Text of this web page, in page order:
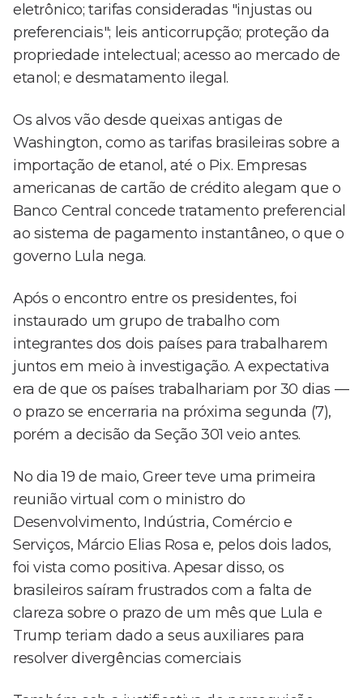
eletrônico; tarifas consideradas "injustas ou
preferenciais"; leis anticorrupção; proteção da
propriedade intelectual; acesso ao mercado de
etanol; e desmatamento ilegal.
Os alvos vão desde queixas antigas de
Washington, como as tarifas brasileiras sobre a
importação de etanol, até o Pix. Empresas
americanas de cartão de crédito alegam que o
Banco Central concede tratamento preferencial
ao sistema de pagamento instantâneo, o que o
governo Lula nega.
Após o encontro entre os presidentes, foi
instaurado um grupo de trabalho com
integrantes dos dois países para trabalharem
juntos em meio à investigação. A expectativa
era de que os países trabalhariam por 30 dias —
o prazo se encerraria na próxima segunda (7),
porém a decisão da Seção 301 veio antes.
No dia 19 de maio, Greer teve uma primeira
reunião virtual com o ministro do
Desenvolvimento, Indústria, Comércio e
Serviços, Márcio Elias Rosa e, pelos dois lados,
foi vista como positiva. Apesar disso, os
brasileiros saíram frustrados com a falta de
clareza sobre o prazo de um mês que Lula e
Trump teriam dado a seus auxiliares para
resolver divergências comerciais